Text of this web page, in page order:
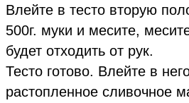
Влейте в тесто вторую
500г. муки и месите,
будет отходить от рук.
Тесто готово. Влейте в
растопленное сливочное